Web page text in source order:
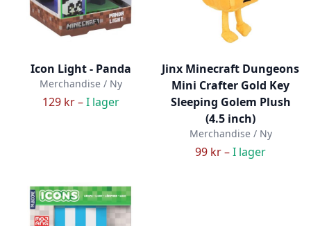
Icon Light - Panda
Merchandise / Ny
129 kr –I lager
Jinx Minecraft Dungeons
Mini Crafter Gold Key
Sleeping Golem Plush
(4.5 inch)
Merchandise / Ny
99 kr –I lager